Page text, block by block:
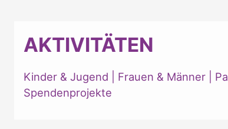
AKTIVITÄTEN
Kinder & Jugend Frauen & Männer
Spendenprojekte